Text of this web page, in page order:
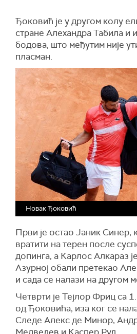
Ђоковић је у другом колу
стране Алехандра Табила и
бодова, што међутим није
пласман.
Новак Ђоковић
Први је остао Јаник Синер,
вратити на терен после
допинга, а Карлос Алкараз
Азурној обали претекао
и сада се налази на другом
Четврти је Тејлор Фриц са
од Ђоковића, иза ког се
Следе Алекс де Минор,